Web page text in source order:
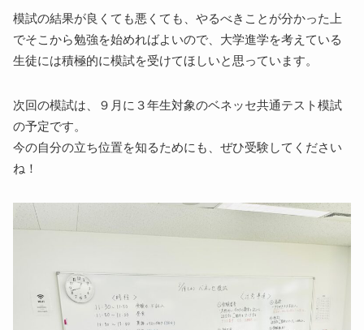
模試の結果が良くても悪くても、やるべきことが分かった上
でそこから勉強を始めればよいので、大学進学を考えている
生徒には積極的に模試を受けてほしいと思っています。
次回の模試は、９月に３年生対象のベネッセ共通テスト模試
の予定です。
今の自分の立ち位置を知るためにも、ぜひ受験してください
ね！